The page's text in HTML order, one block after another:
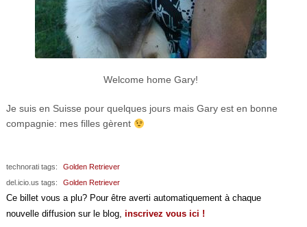
Welcome home Gary!
Je suis en Suisse pour quelques jours mais Gary est en bonne
compagnie: mes filles gèrent
technorati tags:
Golden Retriever
del.icio.us tags:
Golden Retriever
Ce billet vous a plu? Pour être averti automatiquement à chaque
nouvelle diffusion sur le blog, inscrivez vous ici !